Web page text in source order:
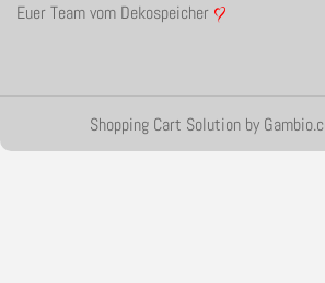
Euer Team vom Dekospeicher
Shopping Cart Solutionby